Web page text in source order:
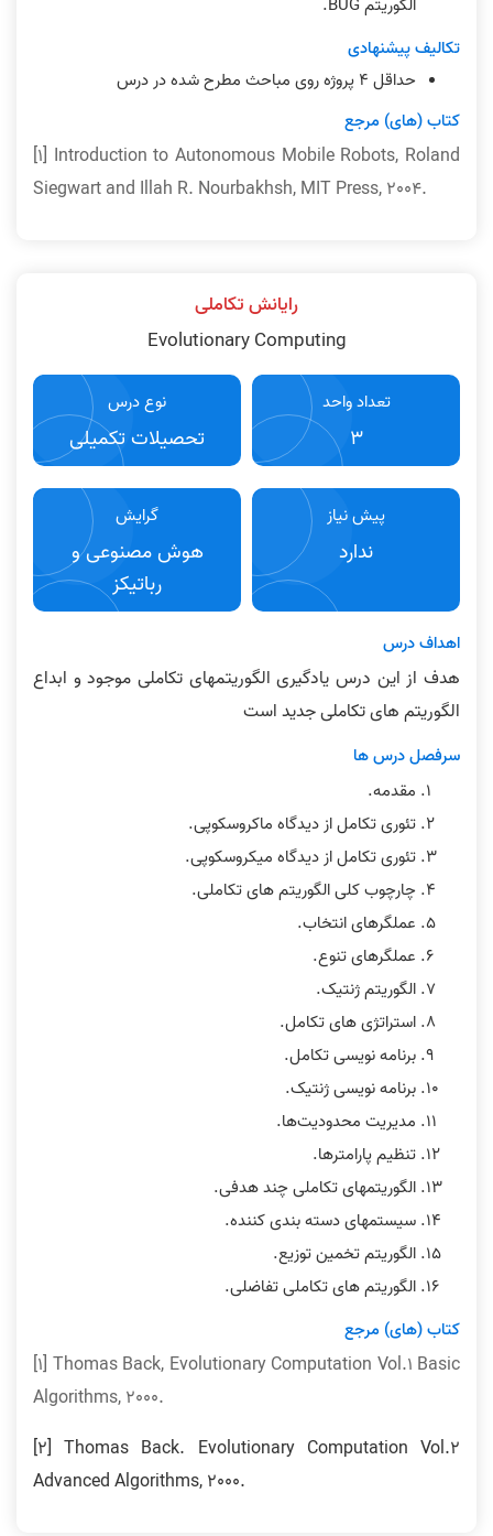
تکالیف پیشنهادی
حداقل ۴ پروژه روی مباحث مطرح شده در درس
کتاب (های) مرجع
[1] Introduction to Autonomous Mobile Robots, Roland
Siegwart and Illah R. Nourbakhsh, MIT Press, 2004.
رایانش تکاملی
Evolutionary Computing
تعداد واحد
3
نوع درس
تحصیلات تکمیلی
پیش نیاز
ندارد
گرایش
هوش مصنوعی و
رباتیکز
اهداف درس
هدف از این درس یادگیری الگوریتمهای تکاملی موجود و ابداع
الگوریتم های تکاملی جدید است
سرفصل درس ها
مقدمه.
تئوری تکامل از دیدگاه ماکروسکوپی.
تئوری تکامل از دیدگاه میکروسکوپی.
چارچوب کلی الگوریتم های تکاملی.
عملگرهای انتخاب.
عملگرهای تنوع.
الگوریتم ژنتیک.
استراتژی های تکامل.
برنامه نویسی تکامل.
برنامه نویسی ژنتیک.
مدیریت محدودیت‌ها.
تنظیم پارامترها.
الگوریتمهای تکاملی چند هدفی.
سیستمهای دسته بندی کننده.
الگوریتم تخمین توزیع.
الگوریتم های تکاملی تفاضلی.
کتاب (های) مرجع
[1] Thomas Back, Evolutionary Computation Vol.1 Basic
Algorithms, 2000.
[2] Thomas Back. Evolutionary Computation Vol.2
Advanced Algorithms, 2000.